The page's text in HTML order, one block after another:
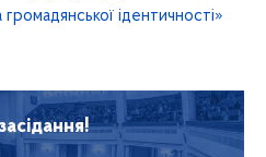
громадянської ідентичності»